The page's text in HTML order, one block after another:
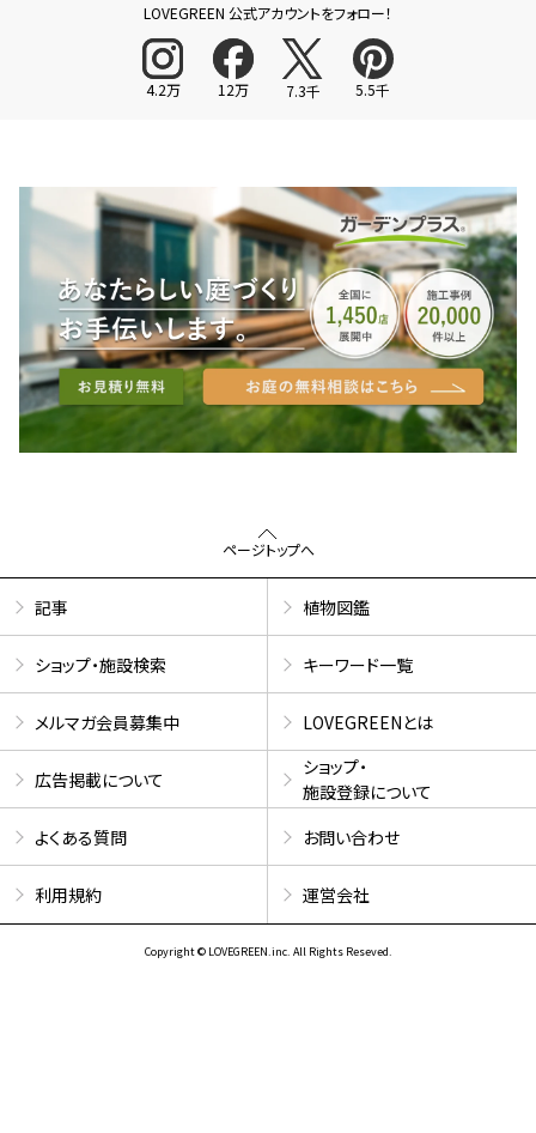
LOVEGREEN 公式アカウントをフォロー！
4.2万 12万 7.3千 5.5千
ページトップへ
記事 植物図鑑
ショップ・施設検索 キーワード一覧
メルマガ会員募集中 LOVEGREENとは
広告掲載について
ショップ・
施設登録について
よくある質問
お問い合わせ
利用規約 運営会社
Copyright © LOVEGREEN.inc. All Rights Reseved.